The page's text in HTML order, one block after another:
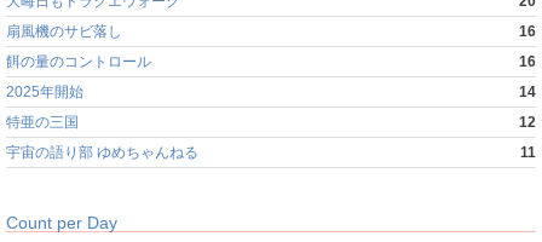
扇風機のサビ落し
16
餌の量のコントロール
16
2025年開始
14
特亜の三国
12
宇宙の語り部 ゆめちゃんねる
11
Count per Day